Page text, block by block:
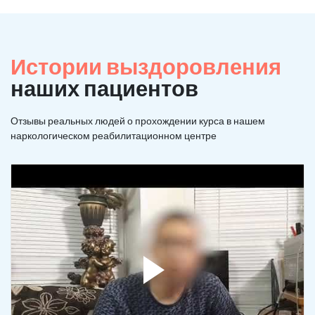
Истории выздоровления
наших пациентов
Отзывы реальных людей о прохождении курса в нашем
наркологическом реабилитационном центре